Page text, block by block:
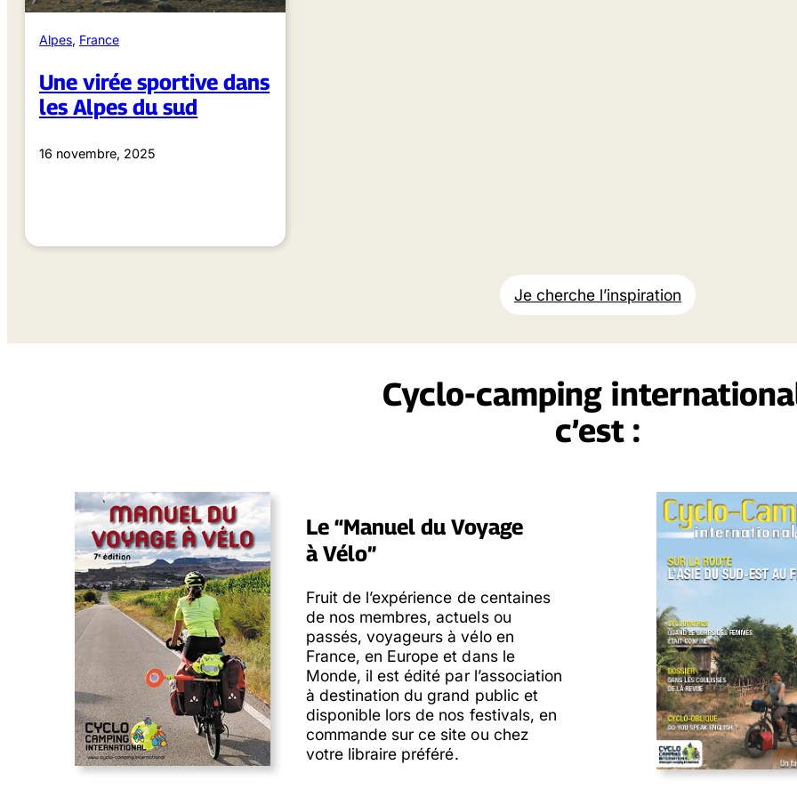
Alpes, France
Une virée sportive dans
les Alpes du sud
16 novembre, 2025
Je cherche l’inspiration
Cyclo-camping
c’est :
Le “Manuel du Voyage
à Vélo”
Fruit de l’expérience de centaines
de nos membres, actuels ou
passés, voyageurs à vélo en
France, en Europe et dans le
Monde, il est édité par l’association
à destination du grand public et
disponible lors de nos festivals, en
commande sur ce site ou chez
votre libraire préféré.